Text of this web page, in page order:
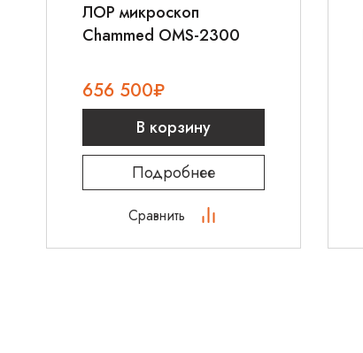
ЛОР микроскоп
Chammed OMS-2300
656 500₽
В корзину
Подробнее
Сравнить